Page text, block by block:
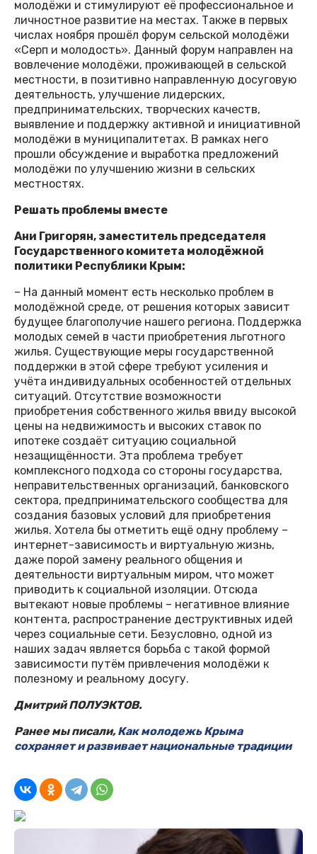
молодёжи и стимулируют её профессиональное и
личностное развитие на местах. Также в первых
числах ноября прошёл форум сельской молодёжи
«Серп и молодость». Данный форум направлен на
вовлечение молодёжи, проживающей в сельской
местности, в позитивно направленную досуговую
деятельность, улучшение лидерских,
предпринимательских, творческих качеств,
выявление и поддержку активной и инициативной
молодёжи в муниципалитетах. В рамках него
прошли обсуждение и выработка предложений
молодёжи по улучшению жизни в сельских
местностях.
Решать проблемы вместе
Ани Григорян, заместитель председателя
Государственного комитета молодёжной
политики Республики Крым:
– На данный момент есть несколько проблем в
молодёжной среде, от решения которых зависит
будущее благополучие нашего региона. Поддержка
молодых семей в части приобретения льготного
жилья. Существующие меры государственной
поддержки в этой сфере требуют усиления и
учёта индивидуальных особенностей отдельных
ситуаций. Отсутствие возможности
приобретения собственного жилья ввиду высокой
цены на недвижимость и высоких ставок по
ипотеке создаёт ситуацию социальной
незащищённости. Эта проблема требует
комплексного подхода со стороны государства,
неправительственных организаций, банковского
сектора, предпринимательского сообщества для
создания базовых условий для приобретения
жилья. Хотела бы отметить ещё одну проблему –
интернет-зависимость и виртуальную жизнь,
даже порой замену реального общения и
деятельности виртуальным миром, что может
приводить к социальной изоляции. Отсюда
вытекают новые проблемы – негативное влияние
контента, распространение деструктивных идей
через социальные сети. Безусловно, одной из
наших задач является борьба с такой формой
зависимости путём привлечения молодёжи к
полезному и реальному досугу.
Дмитрий ПОЛУЭКТОВ.
Ранее мы писали,Как молодежь Крыма
сохраняет и развивает национальные традиции